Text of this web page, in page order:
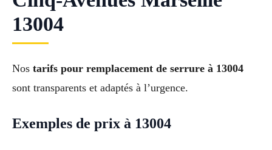
13004
Nos tarifs pour remplacement de serrure à 13004
sont transparents et adaptés à l’urgence.
Exemples de prix à 13004